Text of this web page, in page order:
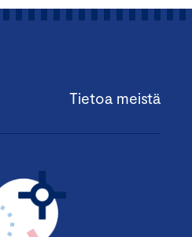
Tietoa meistä